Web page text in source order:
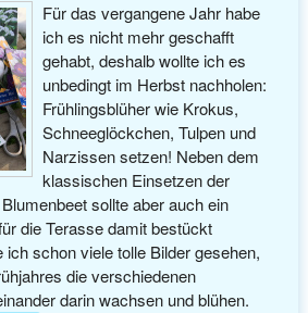
Für das vergangene Jahr habe
ich es nicht mehr geschafft
gehabt, deshalb wollte ich es
unbedingt im Herbst nachholen:
Frühlingsblüher wie Krokus,
Schneeglöckchen, Tulpen und
Narzissen setzen! Neben dem
klassischen Einsetzen der
sollte aber auch ein
die Terasse damit bestückt
schon viele tolle Bilder gesehen,
die verschiedenen
darin wachsen und blühen.